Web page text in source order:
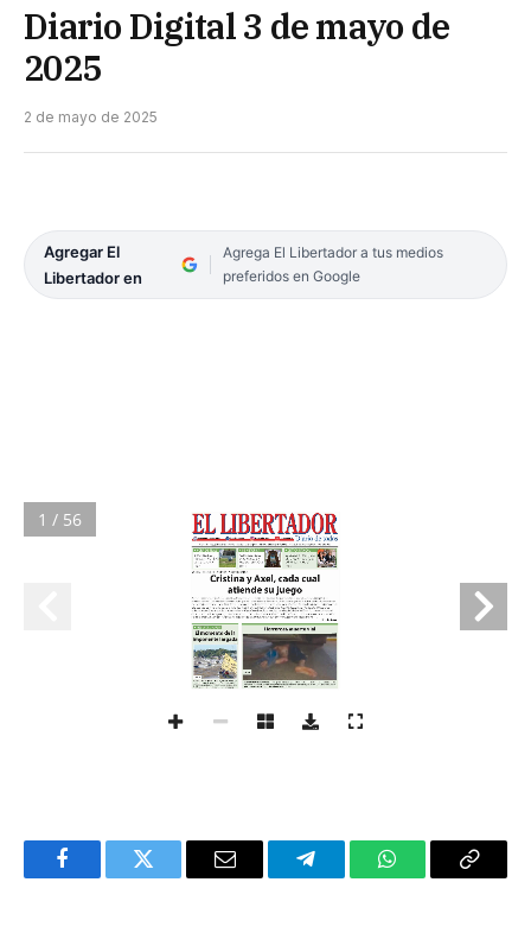
Diario Digital 3 de mayo de
2025
2 de mayo de 2025
Agregar El
Libertador en
Agrega El Libertador a tus medios
preferidos en Google
1 / 56
FacebookTwitter Email TelegramWhatsAppCopy